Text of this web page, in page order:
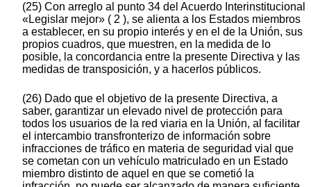
(25) Con arreglo al punto 34 del Acuerdo Interinstitucional
«Legislar mejor» ( 2 ), se alienta a los Estados miembros
a establecer, en su propio interés y en el de la Unión, sus
propios cuadros, que muestren, en la medida de lo
posible, la concordancia entre la presente Directiva y las
medidas de transposición, y a hacerlos públicos.
(26) Dado que el objetivo de la presente Directiva, a
saber, garantizar un elevado nivel de protección para
todos los usuarios de la red viaria en la Unión, al facilitar
el intercambio transfronterizo de información sobre
infracciones de tráfico en materia de seguridad vial que
se cometan con un vehículo matriculado en un Estado
miembro distinto de aquel en que se cometió la